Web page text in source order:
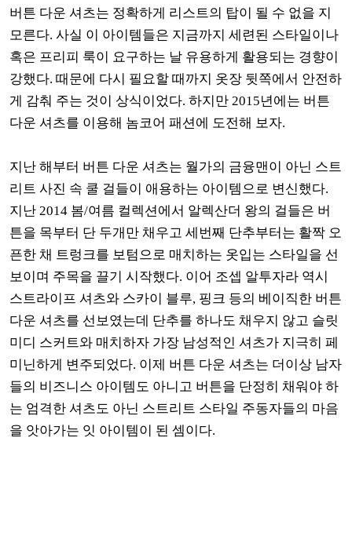
버튼 다운 셔츠는 정확하게 리스트의 탑이 될 수 없을 지
모른다. 사실 이 아이템들은 지금까지 세련된 스타일이나
혹은 프리피 룩이 요구하는 날 유용하게 활용되는 경향이
강했다. 때문에 다시 필요할 때까지 옷장 뒷쪽에서 안전하
게 감춰 주는 것이 상식이었다. 하지만 2015년에는 버튼
다운 셔츠를 이용해 놈코어 패션에 도전해 보자.
지난 해부터 버튼 다운 셔츠는 월가의 금융맨이 아닌 스트
리트 사진 속 쿨 걸들이 애용하는 아이템으로 변신했다.
지난 2014 봄/여름 컬렉션에서 알렉산더 왕의 걸들은 버
튼을 목부터 단 두개만 채우고 세번째 단추부터는 활짝 오
픈한 채 트렁크를 보텀으로 매치하는 옷입는 스타일을 선
보이며 주목을 끌기 시작했다. 이어 조셉 알투자라 역시
스트라이프 셔츠와 스카이 블루, 핑크 등의 베이직한 버튼
다운 셔츠를 선보였는데 단추를 하나도 채우지 않고 슬릿
미디 스커트와 매치하자 가장 남성적인 셔츠가 지극히 페
미닌하게 변주되었다. 이제 버튼 다운 셔츠는 더이상 남자
들의 비즈니스 아이템도 아니고 버튼을 단정히 채워야 하
는 엄격한 셔츠도 아닌 스트리트 스타일 주동자들의 마음
을 앗아가는 잇 아이템이 된 셈이다.